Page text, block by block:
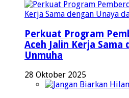
Perkuat Program
Aceh Jalin Kerja Sama
Unmuha
28 Oktober 2025